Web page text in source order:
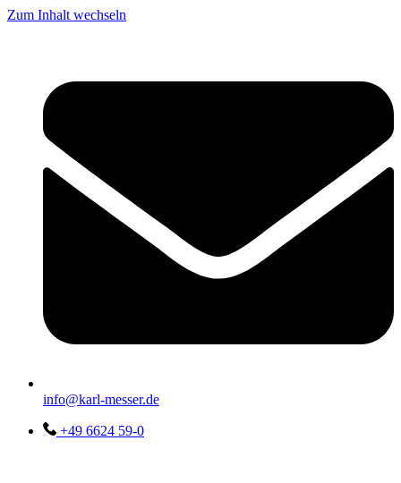
Zum Inhalt wechseln
info@karl-messer.de
+49 6624 59-0